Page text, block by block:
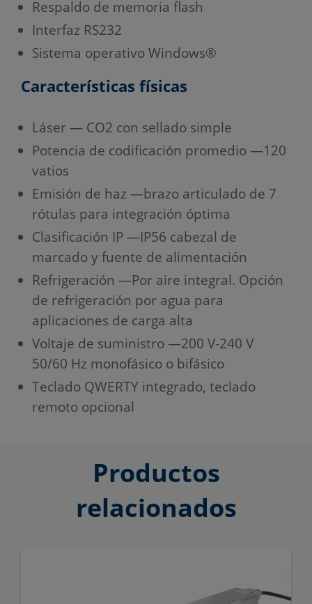
Respaldo de memoria flash
Interfaz RS232
Sistema operativo Windows®
Características físicas
Láser — CO2 con sellado simple
Potencia de codificación promedio —120
vatios
Emisión de haz —brazo articulado de 7
rótulas para integración óptima
Clasificación IP —IP56 cabezal de
marcado y fuente de alimentación
Refrigeración —Por aire integral. Opción
de refrigeración por agua para
aplicaciones de carga alta
Voltaje de suministro —200 V-240 V
50/60 Hz monofásico o bifásico
Teclado QWERTY integrado, teclado
remoto opcional
Productos
relacionados